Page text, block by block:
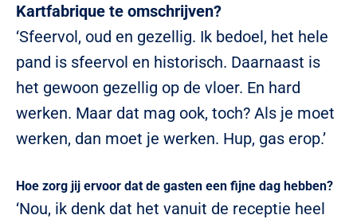
Kartfabrique te omschrijven?
‘Sfeervol, oud en gezellig. Ik bedoel, het hele
pand is sfeervol en historisch. Daarnaast is
het gewoon gezellig op de vloer. En hard
werken. Maar dat mag ook, toch? Als je moet
werken, dan moet je werken. Hup, gas erop.’
Hoe zorg jij ervoor dat de gasten een fijne dag hebben?
‘Nou, ik denk dat het vanuit de receptie heel